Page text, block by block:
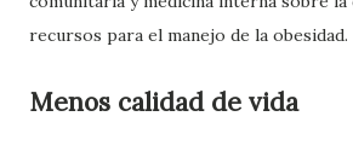
recursos para el manejo de la obesidad.
Menos calidad de vida